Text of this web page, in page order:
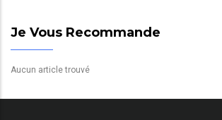
Je Vous Recommande
Aucun article trouvé